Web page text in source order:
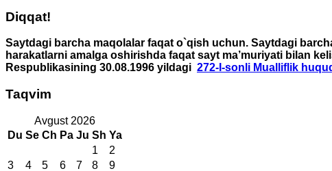
Diqqat!
Saytdagi barcha maqolalar faqat o`qish uchun. Saytdagi
harakatlarni amalga oshirishda faqat sayt ma’muriyati bilan
Respublikasining 30.08.1996 yildagi 272-I-sonli Mualliflik
Taqvim
Avgust 2026
Du Se Ch Pa Ju Sh Ya
1
2
3
4 5 6 7 8 9